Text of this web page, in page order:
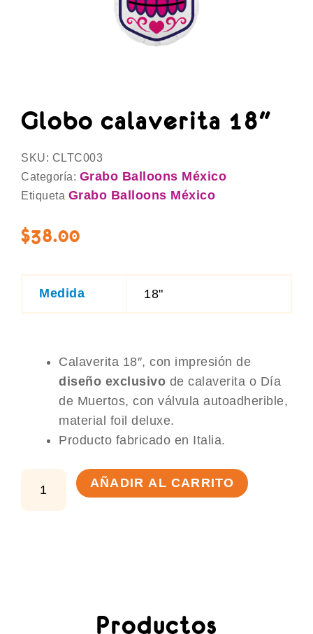
Globo calaverita 18″
SKU: CLTC003
Categoría: Grabo Balloons México
Etiqueta Grabo Balloons México
$38.00
Medida 18"
Calaverita 18″, con impresión de
diseño exclusivo de calaverita o Día
de Muertos, con válvula autoadherible,
material foil deluxe.
Producto fabricado en Italia.
calaverita
AÑADIR AL CARRITO
Productos